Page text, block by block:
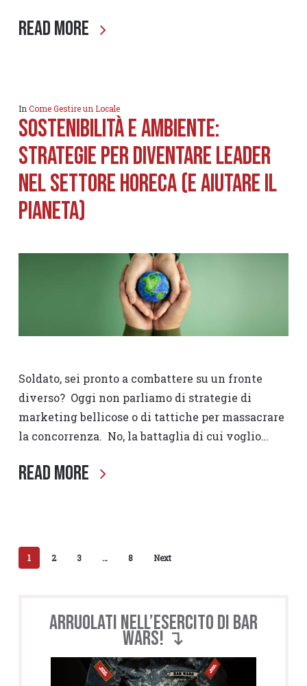
Read More
In Come Gestire un Locale
Sostenibilità e ambiente:
strategie per diventare leader
nel settore Horeca (e aiutare il
pianeta)
Soldato, sei pronto a combattere su un fronte
diverso? Oggi non parliamo di strategie di
marketing bellicose o di tattiche per massacrare
la concorrenza. No, la battaglia di cui voglio…
Read More
1 2 3 … 8 Next
Arruolati nell’esercito di BAR
WARS! ↴